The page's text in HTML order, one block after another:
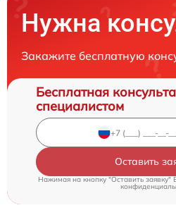
Нужна
Закажите бесплатную
Бесплатная
специалистом
Оставить
Нажимая на кнопку "Оставить заявку"